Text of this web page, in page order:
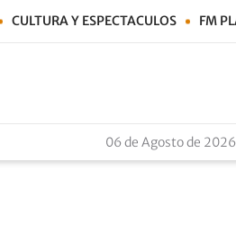
CULTURA Y ESPECTACULOS FM
06 de Agosto de